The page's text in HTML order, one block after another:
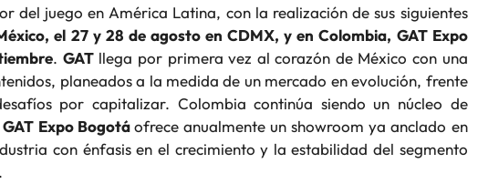
del juego en América Latina, con la realización de sus siguientes
el 27 y 28 de agosto en CDMX, y en Colombia, GAT Expo
. GATllega por primera vez al corazón de México con una
planeados a la medida de un mercado en evolución, frente
por capitalizar. Colombia continúa siendo un núcleo de
GAT Expo Bogotáofrece anualmente un showroom ya anclado en
con énfasis en el crecimiento y la estabilidad del segmento